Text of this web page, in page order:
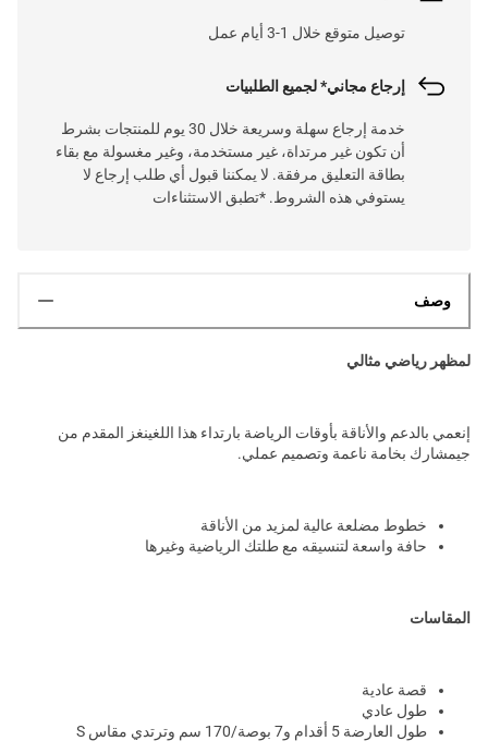
توصيل متوقع خلال 1-3 أيام عمل
إرجاع مجاني* لجميع الطلبيات
خدمة إرجاع سهلة وسريعة خلال 30 يوم للمنتجات بشرط
أن تكون غير مرتداة، غير مستخدمة، وغير مغسولة مع بقاء
بطاقة التعليق مرفقة. لا يمكننا قبول أي طلب إرجاع لا
يستوفي هذه الشروط. *تطبق الاستثناءات
وصف
لمظهر رياضي مثالي
إنعمي بالدعم والأناقة بأوقات الرياضة بارتداء هذا اللغينغز المقدم من
جيمشارك بخامة ناعمة وتصميم عملي.
خطوط مضلعة عالية لمزيد من الأناقة
حافة واسعة لتنسيقه مع طلتك الرياضية وغيرها
المقاسات
قصة عادية
طول عادي
طول العارضة 5 أقدام و7 بوصة/170 سم وترتدي مقاس S